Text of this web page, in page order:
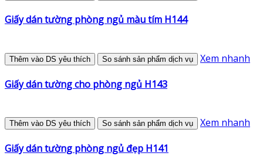
Giấy dán tường phòng ngủ màu tím H144
Thêm vào DS yêu thích So sánh sản phẩm dịch vụ Xem nhanh
Giấy dán tường cho phòng ngủ H143
Thêm vào DS yêu thích So sánh sản phẩm dịch vụ Xem nhanh
Giấy dán tường phòng ngủ đẹp H141